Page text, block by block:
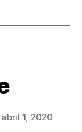
abril 1, 2020